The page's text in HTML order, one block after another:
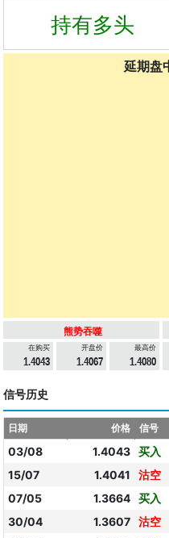
持有多头
延期盘
熊势吞噬
在购买
1.4043
开盘价
1.4067
最高价
1.4080
信号历史
日期 价格 信号
03/08 1.4043 买入
15/07
1.4041 沽空
07/05
1.3664 买入
30/04
1.3607 沽空